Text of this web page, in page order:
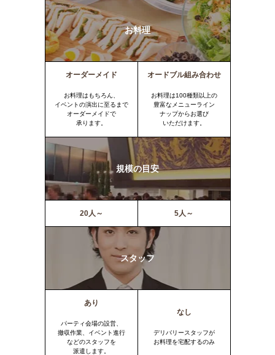
お料理
オーダーメイド
お料理はもちろん、
イベントの演出に至るまで
オーダーメイドで
承ります。
オードブル組み合わせ
お料理は100種類以上の
豊富なメニューライン
ナップからお選び
いただけます。
規模の目安
20人～ 5人～
スタッフ
あり
パーティ会場の設営、
撤収作業、イベント進行
などのスタッフを
派遣します。
なし
デリバリースタッフが
お料理を宅配するのみ